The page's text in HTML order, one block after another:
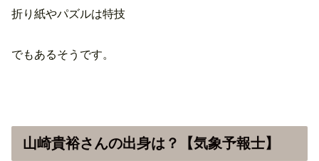
折り紙やパズルは特技
でもあるそうです。
山崎貴裕さんの出身は？【気象予報士】